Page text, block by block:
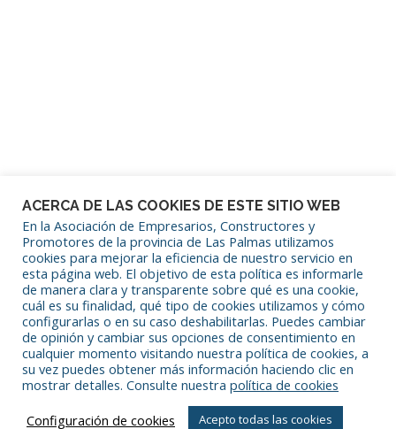
SÍGUENOS EN REDES SOCIALES
Copyright © 2026 Asociación de Empresarios Constructores y
ACERCA DE LAS COOKIES DE ESTE SITIO WEB
En la Asociación de Empresarios, Constructores y
Promotores de la provincia de Las Palmas utilizamos
cookies para mejorar la eficiencia de nuestro servicio en
esta página web. El objetivo de esta política es informarle
de manera clara y transparente sobre qué es una cookie,
cuál es su finalidad, qué tipo de cookies utilizamos y cómo
configurarlas o en su caso deshabilitarlas. Puedes cambiar
de opinión y cambiar sus opciones de consentimiento en
cualquier momento visitando nuestra política de cookies, a
su vez puedes obtener más información haciendo clic en
mostrar detalles. Consulte nuestra política de cookies
Configuración de cookies
Acepto todas las cookies